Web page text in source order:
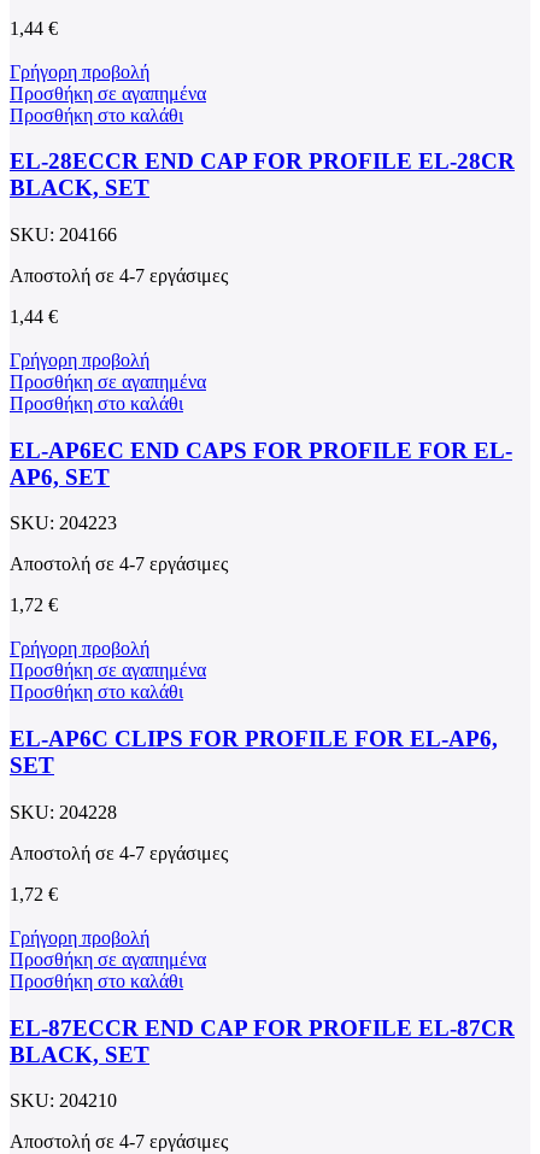
1,44 €
Γρήγορη προβολή
Προσθήκη σε αγαπημένα
Προσθήκη στο καλάθι
EL-28ECCR END CAP FOR PROFILE EL-28CR
BLACK, SET
SKU: 204166
Αποστολή σε 4-7 εργάσιμες
1,44 €
Γρήγορη προβολή
Προσθήκη σε αγαπημένα
Προσθήκη στο καλάθι
EL-AP6EC END CAPS FOR PROFILE FOR EL-
AP6, SET
SKU: 204223
Αποστολή σε 4-7 εργάσιμες
1,72 €
Γρήγορη προβολή
Προσθήκη σε αγαπημένα
Προσθήκη στο καλάθι
EL-AP6C CLIPS FOR PROFILE FOR EL-AP6,
SET
SKU: 204228
Αποστολή σε 4-7 εργάσιμες
1,72 €
Γρήγορη προβολή
Προσθήκη σε αγαπημένα
Προσθήκη στο καλάθι
EL-87ECCR END CAP FOR PROFILE EL-87CR
BLACK, SET
SKU: 204210
Αποστολή σε 4-7 εργάσιμες